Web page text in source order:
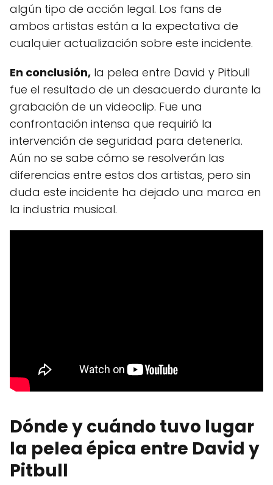
algún tipo de acción legal. Los fans de
ambos artistas están a la expectativa de
cualquier actualización sobre este incidente.
En conclusión, la pelea entre David y Pitbull
fue el resultado de un desacuerdo durante la
grabación de un videoclip. Fue una
confrontación intensa que requirió la
intervención de seguridad para detenerla.
Aún no se sabe cómo se resolverán las
diferencias entre estos dos artistas, pero sin
duda este incidente ha dejado una marca en
la industria musical.
Dónde y cuándo tuvo lugar
la pelea épica entre David y
Pitbull